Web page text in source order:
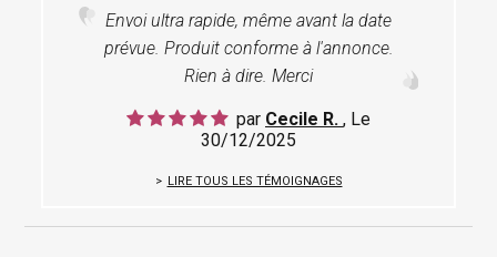
Envoi ultra rapide, même avant la date
prévue. Produit conforme à l'annonce.
Rien à dire. Merci
par Cecile R. , Le
30/12/2025
LIRE TOUS LES TÉMOIGNAGES